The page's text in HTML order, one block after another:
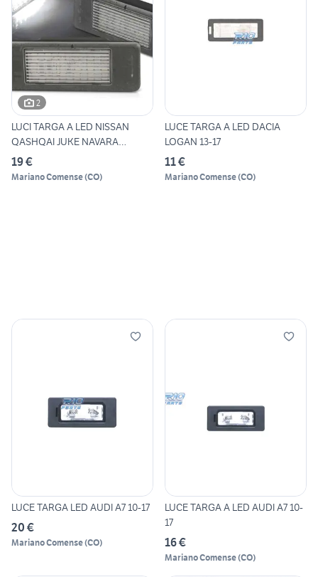
2
LUCI TARGA A LED NISSAN
QASHQAI JUKE NAVARA
MERCED
19 €
Mariano Comense(CO)
LUCE TARGA A LED DACIA
LOGAN 13-17
11 €
Mariano Comense(CO)
LUCE TARGA LED AUDI A7 10-17
20 €
Mariano Comense(CO)
LUCE TARGA A LED AUDI A7 10-
17
16 €
Mariano Comense(CO)